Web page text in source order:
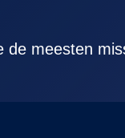
de meesten